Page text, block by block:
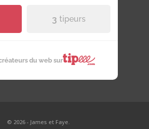
3 tipeurs
du web sur
© 2026 - James et Faye.